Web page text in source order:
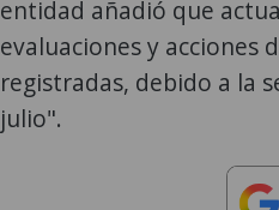
entidad añadió que
evaluaciones y acciones
registradas, debido a la
julio".